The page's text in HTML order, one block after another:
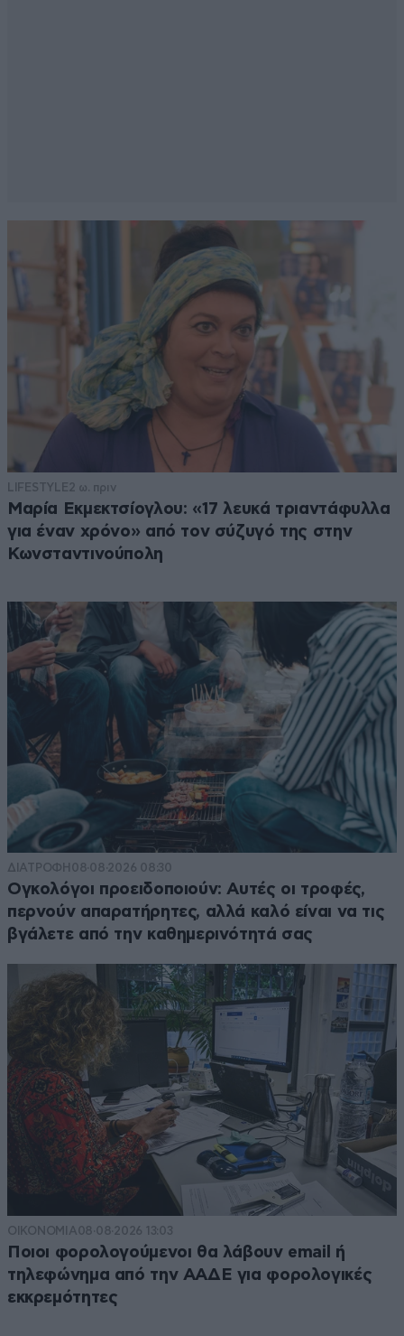
LIFESTYLE 2 ω. πριν
Μαρία Εκμεκτσίογλου: «17 λευκά τριαντάφυλλα
για έναν χρόνο» από τον σύζυγό της στην
Κωνσταντινούπολη
ΔΙΑΤΡΟΦΗ 08·08·2026 08:30
Ογκολόγοι προειδοποιούν: Αυτές οι τροφές,
περνούν απαρατήρητες, αλλά καλό είναι να τις
βγάλετε από την καθημερινότητά σας
ΟΙΚΟΝΟΜΙΑ08·08·2026 13:03
Ποιοι φορολογούμενοι θα λάβουν email ή
τηλεφώνημα από την ΑΑΔΕ για φορολογικές
εκκρεμότητες